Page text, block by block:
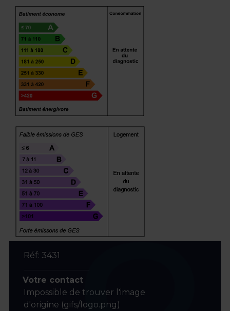
Réf: 3431
Votre contact
Impossible de trouver l'image
d'origine (gifs/logo.png)